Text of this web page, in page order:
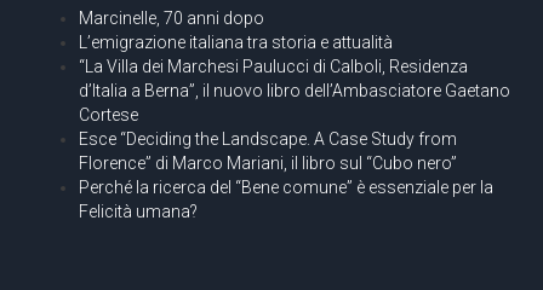
Marcinelle, 70 anni dopo
L’emigrazione italiana tra storia e attualità
“La Villa dei Marchesi Paulucci di Calboli, Residenza
d’Italia a Berna”, il nuovo libro dell’Ambasciatore Gaetano
Cortese
Esce “Deciding the Landscape. A Case Study from
Florence” di Marco Mariani, il libro sul “Cubo nero”
Perché la ricerca del “Bene comune” è essenziale per la
Felicità umana?